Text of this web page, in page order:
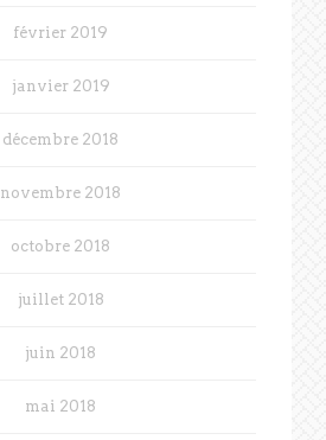
février 2019
janvier 2019
décembre 2018
novembre 2018
octobre 2018
juillet 2018
juin 2018
mai 2018